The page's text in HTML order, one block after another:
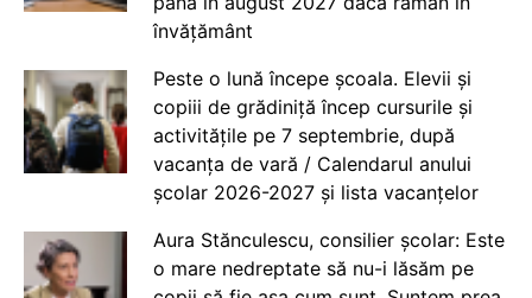
învățământ
Peste o lună începe școala. Elevii și
copiii de grădiniță încep cursurile și
activitățile pe 7 septembrie, după
vacanța de vară / Calendarul anului
școlar 2026-2027 și lista vacanțelor
Aura Stănculescu, consilier școlar: Este
o mare nedreptate să nu-i lăsăm pe